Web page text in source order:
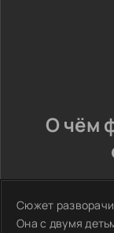
О чём
Сюжет
Она с двумя